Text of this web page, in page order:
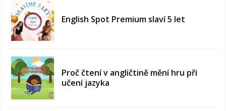
English Spot Premium slaví 5 let
Proč čtení v angličtině mění hru při
učení jazyka